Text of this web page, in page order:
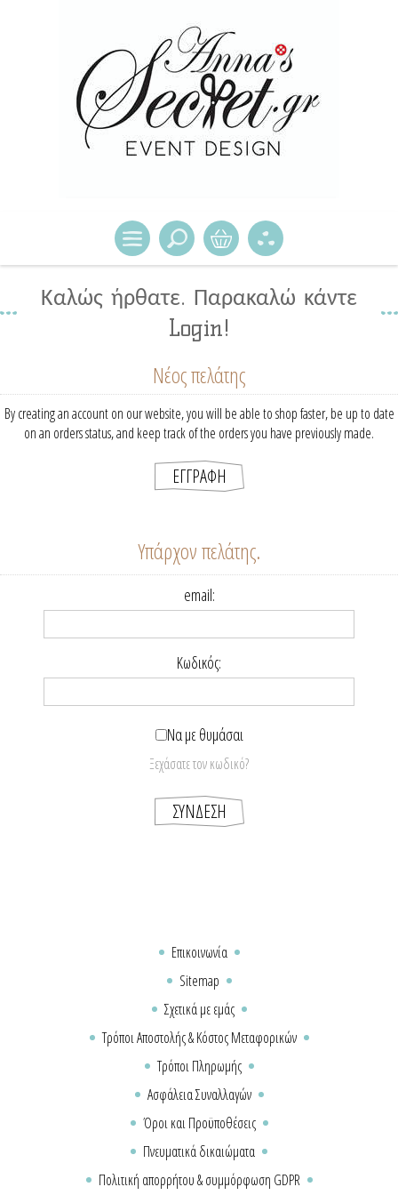
Καλώς ήρθατε. Παρακαλώ κάντε
Login!
Νέος πελάτης
By creating an account on our website, you will be able to shop faster, be up to date
on an orders status, and keep track of the orders you have previously made.
Υπάρχον πελάτης.
email:
Κωδικός:
Να με θυμάσαι
Ξεχάσατε τον κωδικό?
Επικοινωνία
Sitemap
Σχετικά με εμάς
Τρόποι Αποστολής & Κόστος Μεταφορικών
Τρόποι Πληρωμής
Ασφάλεια Συναλλαγών
Όροι και Προϋποθέσεις
Πνευματικά δικαιώματα
Πολιτική απορρήτου & συμμόρφωση GDPR